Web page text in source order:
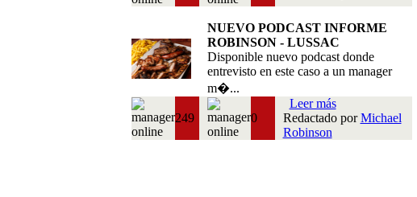
NUEVO PODCAST INFORME
ROBINSON - LUSSAC
Disponible nuevo podcast donde
entrevisto en este caso a un manager
m�...
249 0
Leer más
Redactado porMichael
Robinson